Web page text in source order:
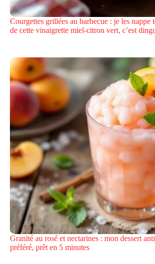
Courgettes grillées au barbecue : je les nappe
de cette vinaigrette miel-citron vert, c’est
Granité au rosé et nectarines : mon dessert
préféré, prêt en 5 minutes